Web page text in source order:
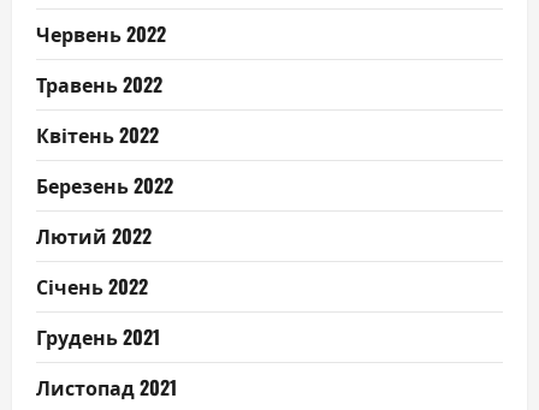
Червень 2022
Травень 2022
Квітень 2022
Березень 2022
Лютий 2022
Січень 2022
Грудень 2021
Листопад 2021